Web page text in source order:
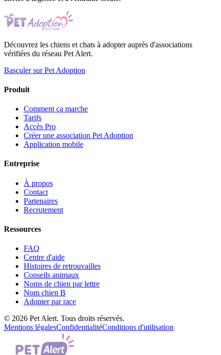
Découvrez les chiens et chats à adopter auprès d'associations
vérifiées du réseau Pet Alert.
Basculer sur Pet Adoption
Produit
Comment ça marche
Tarifs
Accès Pro
Créer une association Pet Adoption
Application mobile
Entreprise
À propos
Contact
Partenaires
Recrutement
Ressources
FAQ
Centre d'aide
Histoires de retrouvailles
Conseils animaux
Noms de chien par lettre
Nom chien B
Adopter par race
© 2026 Pet Alert. Tous droits réservés.
Mentions légalesConfidentialitéConditions d'utilisation